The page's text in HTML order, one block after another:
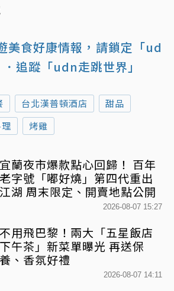
美食好康情報，請鎖定「ud
．追蹤「udn走跳世界」
台北漢普頓酒店
甜品
烤雞
宜蘭夜市爆款點心回歸！ 百年
老字號「嘟好燒」第四代重出
江湖 周末限定、開賣地點公開
2026-08-07 15:27
不用飛巴黎！兩大「五星飯店
下午茶」新菜單曝光 再送保
養、香氛好禮
2026-08-07 14:11